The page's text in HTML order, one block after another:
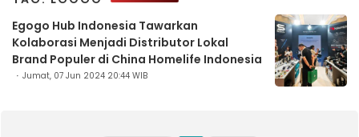
Egogo Hub Indonesia Tawarkan
Kolaborasi Menjadi Distributor Lokal
Brand Populer di China Homelife Indonesia
Jumat, 07 Jun 2024 20:44 WIB